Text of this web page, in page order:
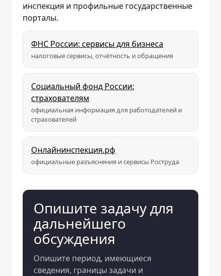
инспекция и профильные государственные
порталы.
ФНС России: сервисы для бизнеса
налоговые сервисы, отчётность и обращения
Социальный фонд России:
страхователям
официальная информация для работодателей и
страхователей
Онлайнинспекция.рф
официальные разъяснения и сервисы Роструда
Опишите задачу для
дальнейшего
обсуждения
Опишите период, имеющиеся
сведения, границы задачи и